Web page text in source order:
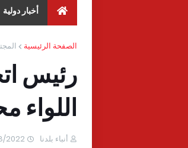
أخبار دولية
الصفحة الرئيسية
رئيس
اللواء
أنباء بلدنا 2/28/2022